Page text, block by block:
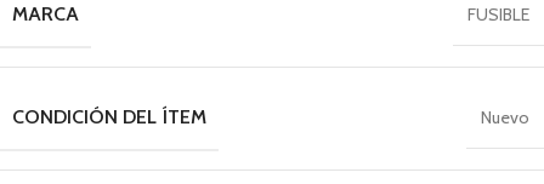
MARCA FUSIBLE
CONDICIÓN DEL ÍTEM Nuevo